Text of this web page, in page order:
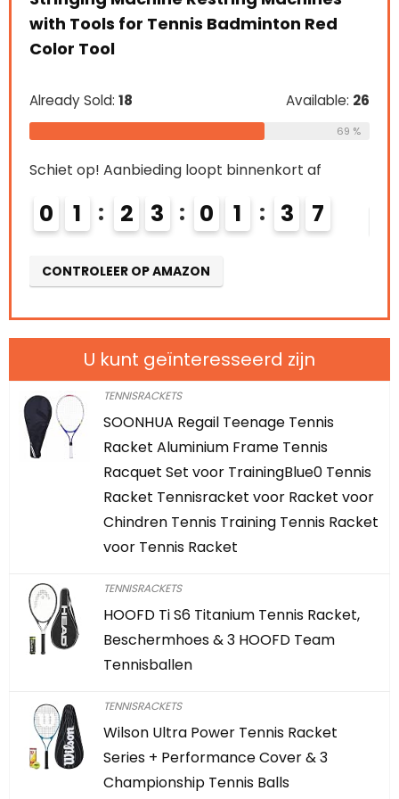
26
Already Sold:
Schiet op! Aanbieding loopt binnenkort af
0 2 2 3 0 1 3
CONTROLEER OP AMAZON
U kunt geïnteresseerd zijn
TENNISRACKETS
SOONHUA Regail Teenage Tennis
Racket Aluminium Frame Tennis
Racquet Set voor TrainingBlue0 Tennis
Racket Tennisracket voor Racket voor
Chindren Tennis Training Tennis Racket
voor Tennis Racket
TENNISRACKETS
HOOFD Ti S6 Titanium Tennis Racket,
Beschermhoes & 3 HOOFD Team
Tennisballen
TENNISRACKETS
Wilson Ultra Power Tennis Racket
Series + Performance Cover & 3
Championship Tennis Balls